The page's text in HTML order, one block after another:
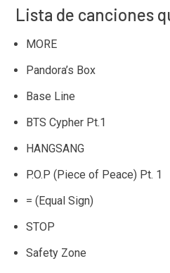
Lista de canciones
MORE
Pandora’s Box
Base Line
BTS Cypher Pt.1
HANGSANG
P.O.P (Piece of Peace) Pt. 1
= (Equal Sign)
STOP
Safety Zone